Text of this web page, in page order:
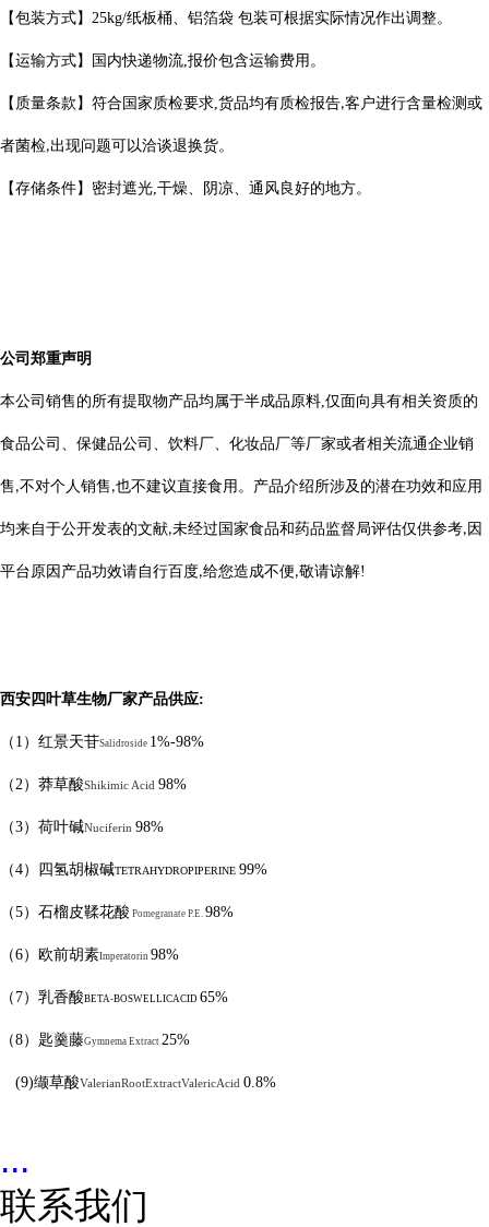
【包装方式】 25kg/纸板桶、铝箔袋 包装可根据实际情况作出调整。
【运输方式】国内快递物流 报价包含运输费用。
【质量条款】符合国家质检要求 货品均有质检报告,客户进行含量检测或
者菌检,出现问题可以洽谈退换货。
【存储条件】密封遮光 干燥、阴凉、通风良好的地方。
公司郑重声明
本公司销售的所有提取物产品均属于半成品原料 仅面向具有相关资质的
食品公司、保健品公司、饮料厂、化妆品厂等厂家或者相关流通企业销
售,不对个人销售,也不建议直接食用。产品介绍所涉及的潜在功效和应用
均来自于公开发表的文献,未经过国家食品和药品监督局评估仅供参考,因
平台原因产品功效请自行百度,给您造成不便,敬请谅解!
西安四叶草生物厂家产品供应:
（ 1 ）红景天苷Salidroside 1%-98%
（ 2 ）莽草酸Shikimic Acid 98%
（3）荷叶碱Nuciferin 98%
（4）四氢胡椒碱TETRAHYDROPIPERINE 99%
（5）石榴皮鞣花酸 Pomegranate P.E. 98%
（6）欧前胡素Imperatorin 98%
（ 7）乳香酸BETA-BOSWELLICACID 65%
（8）匙羹藤Gymnema Extract 25%
(9)缬草酸ValerianRootExtractValericAcid 0.8%
...
联系我们